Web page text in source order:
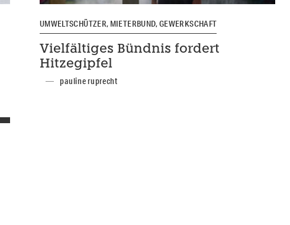
UMWELTSCHÜTZER, MIETERBUND, GEWERKSCHAFT
Vielfältiges Bündnis fordert
Hitzegipfel
pauline ruprecht